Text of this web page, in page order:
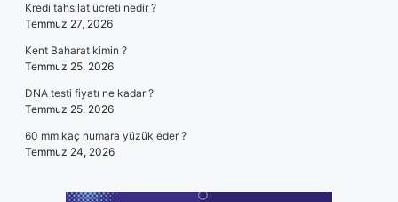
Kredi tahsilat ücreti nedir ?
Temmuz 27, 2026
Kent Baharat kimin ?
Temmuz 25, 2026
DNA testi fiyatı ne kadar ?
Temmuz 25, 2026
60 mm kaç numara yüzük eder ?
Temmuz 24, 2026